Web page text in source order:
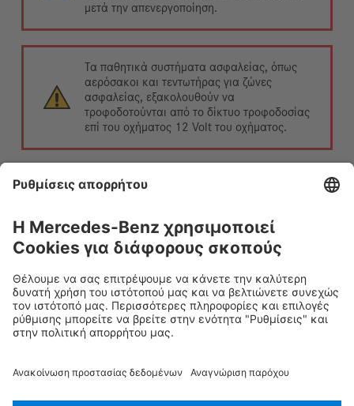
μετά την απενεργοποίηση.
Τα παθητικά συστήματα ασφαλείας, όπως
αερόσακοι και τεντωτήρας για ζώνες
ασφαλείας, εξακολουθούν να
τροφοδοτούνται από το δίκτυο τροφοδοσίας
επί του οχήματος 12 Volt του οχήματος.
Αποσύνδεση μπαταρίας 12 V
2. Αποσυνδέστε το αρνητικό καλώδιο της μπαταρίας
12 Volt στον βιδωτό σύνδεσμο και ασφαλίστε το έναντι
ακούσιας επαφής.